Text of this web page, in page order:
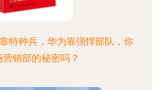
特种兵，华为靠强悍部队，你
销部的秘密吗？